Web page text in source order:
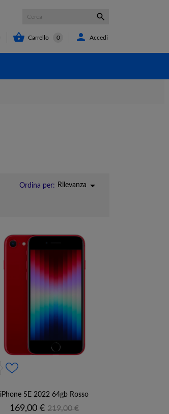

 Carrello 0  Accedi
Ordina per: Rilevanza 
iPhone SE 2022 64gb Rosso
Prezzo
169,00 € Prezzo
219,00 €